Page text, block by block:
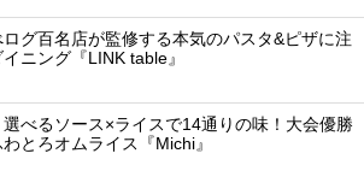
グ百名店が監修する本気のパスタ&ピザに注
ニング『LINK table』
べるソース×ライスで14通りの味！大会優勝
とろオムライス『Michi』